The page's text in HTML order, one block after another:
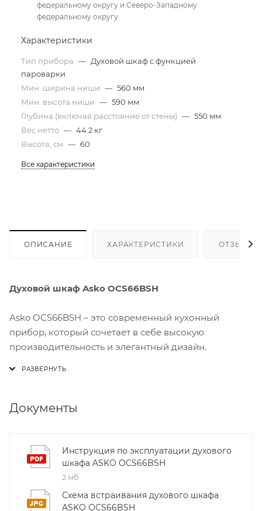
федеральному округу и Северо-Западному
федеральному округу.
Характеристики
Тип прибора — Духовой шкаф с функцией
пароварки
Мин. ширина ниши — 560 мм
Мин. высота ниши — 590 мм
Глубина (включая расстояние от стены) — 550 мм
Вес нетто — 44.2 кг
Высота, см — 60
Все характеристики
ОПИСАНИЕ ХАРАКТЕРИСТИКИ ОТЗЫВЫ
Духовой шкаф Asko OCS66BSH
Asko OCS66BSH – это современный кухонный
прибор, который сочетает в себе высокую
производительность и элегантный дизайн.
Удобная панель управления с сенсорным экраном
гарантирует идеальный результат без лишних
хлопот.
Одним из ключевых преимуществ OCS66BSH
является система «Smart‑Cook». Она автоматически
Документы
Инструкция по эксплуатации духового
шкафа ASKO OCS66BSH
2 мб
Схема встраивания духового шкафа
ASKO OCS66BSH